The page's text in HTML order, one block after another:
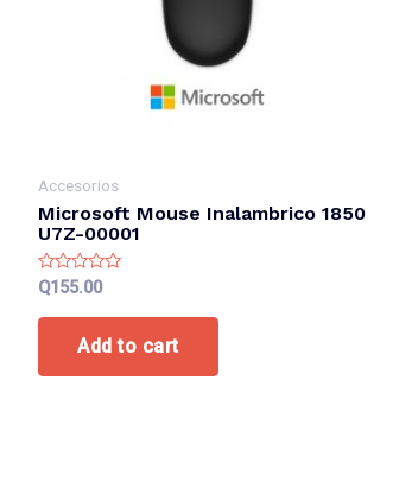
Accesorios
Microsoft Mouse Inalambrico 1850
U7Z-00001
Rated
out
Q155.00
Add to cart